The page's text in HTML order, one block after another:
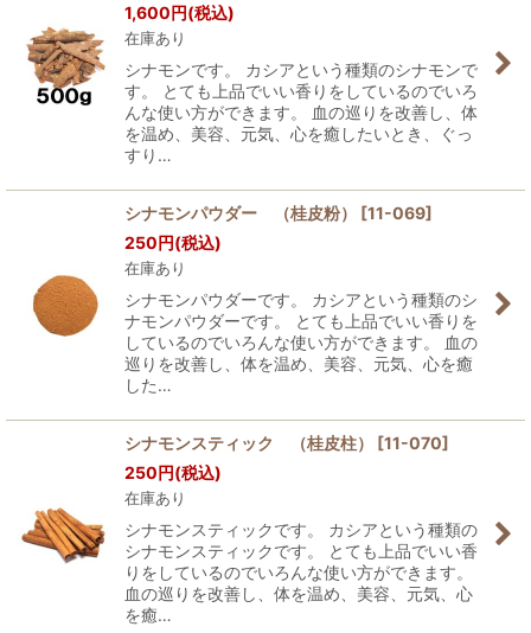
1,600円(税込)
在庫あり
シナモンです。 カシアという種類のシナモンで
す。 とても上品でいい香りをしているのでいろ
んな使い方ができます。 血の巡りを改善し、体
を温め、美容、元気、心を癒したいとき、ぐっ
すり…
シナモンパウダー （桂皮粉） [11-069]
250円(税込)
在庫あり
シナモンパウダーです。 カシアという種類のシ
ナモンパウダーです。 とても上品でいい香りを
しているのでいろんな使い方ができます。 血の
巡りを改善し、体を温め、美容、元気、心を癒
した…
シナモンスティック （桂皮柱） [11-070]
250円(税込)
在庫あり
シナモンスティックです。 カシアという種類の
シナモンスティックです。 とても上品でいい香
りをしているのでいろんな使い方ができます。
血の巡りを改善し、体を温め、美容、元気、心
を癒…